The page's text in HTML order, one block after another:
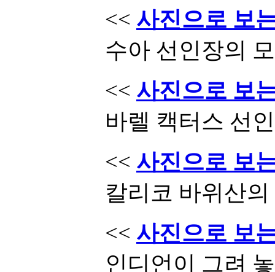
<< 사진으로 보
수아 선인장의
<< 사진으로 보
바렐 캑터스 선
<< 사진으로 보
칼리코 바위산
<< 사진으로 보
인디언이 그려